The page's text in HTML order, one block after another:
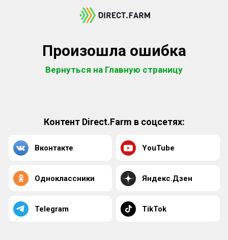
Произошла ошибка
Вернуться на Главную страницу
Контент Direct.Farm в соцсетях:
Вконтакте YouTube
Одноклассники Яндекс.Дзен
Telegram TikTok